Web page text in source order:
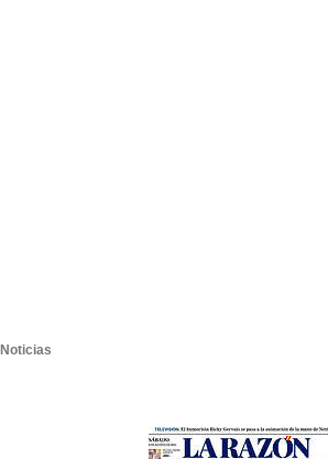
Noticias